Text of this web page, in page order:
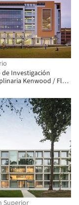
Investigación
Kenwood / Flad
Superior